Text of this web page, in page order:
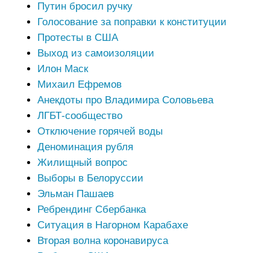
Путин бросил ручку
Голосование за поправки к конституции
Протесты в США
Выход из самоизоляции
Илон Маск
Михаил Ефремов
Анекдоты про Владимира Соловьева
ЛГБТ-сообщество
Отключение горячей воды
Деноминация рубля
Жилищный вопрос
Выборы в Белоруссии
Эльман Пашаев
Ребрендинг Сбербанка
Ситуация в Нагорном Карабахе
Вторая волна коронавируса